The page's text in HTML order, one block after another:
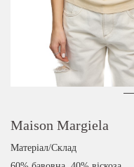
Maison Margiela
Матеріал/Склад